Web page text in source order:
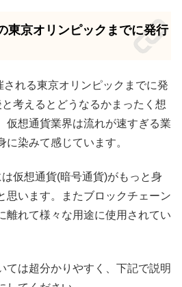
東京オリンピックまでに発行
れる東京オリンピックまでに発
考えるとどうなるかまったく想
仮想通貨業界は流れが速すぎる業
染みて感じています。
仮想通貨(暗号通貨)がもっと身
思います。またブロックチェーン
離れて様々な用途に使用されてい
ては超分かりやすく、下記で説明